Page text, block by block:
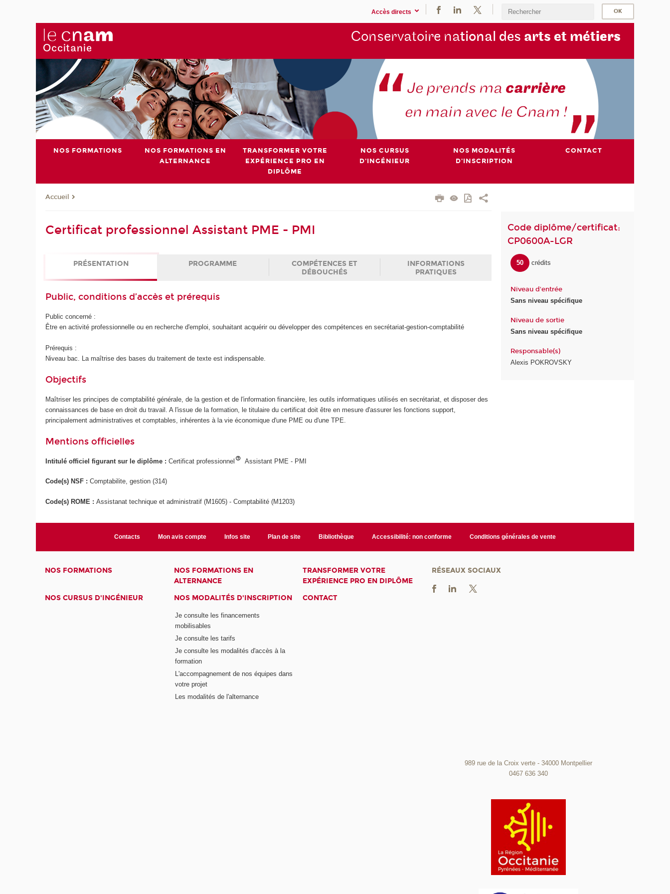
Accès directs
Conservatoire national des arts et métiers
NOS FORMATIONS
NOS FORMATIONS EN
ALTERNANCE
TRANSFORMER VOTRE
EXPÉRIENCE PRO EN
DIPLÔME
NOS CURSUS
D'INGÉNIEUR
NOS MODALITÉS
D'INSCRIPTION
CONTACT
Accueil
Certificat professionnel Assistant PME - PMI
PRÉSENTATION PROGRAMME
COMPÉTENCES ET
DÉBOUCHÉS
INFORMATIONS
PRATIQUES
Public, conditions d’accès et prérequis
Public concerné :
Être en activité professionnelle ou en recherche d'emploi, souhaitant acquérir ou développer des compétences en secrétariat-gestion-comptabilité
Prérequis :
Niveau bac. La maîtrise des bases du traitement de texte est indispensable.
Objectifs
Maîtriser les principes de comptabilité générale, de la gestion et de l'information financière, les outils informatiques utilisés en secrétariat, et disposer des
connaissances de base en droit du travail. A l'issue de la formation, le titulaire du certificat doit être en mesure d'assurer les fonctions support,
principalement administratives et comptables, inhérentes à la vie économique d'une PME ou d'une TPE.
Mentions officielles
Intitulé officiel figurant sur le diplôme :Certificat professionnel Assistant PME - PMI
Code(s) NSF :Comptabilite, gestion (314)
Code(s) ROME :Assistanat technique et administratif (M1605) - Comptabilité (M1203)
Code diplôme/certificat:
CP0600A-LGR
50 crédits
Niveau d'entrée
Sans niveau spécifique
Niveau de sortie
Sans niveau spécifique
Responsable(s)
Alexis POKROVSKY
Contacts Mon avis compte Infos site Plan de site Bibliothèque Accessibilité: non conforme Conditions générales de vente
NOS FORMATIONS
NOS FORMATIONS EN
ALTERNANCE
TRANSFORMER VOTRE
EXPÉRIENCE PRO EN DIPLÔME
NOS CURSUS D'INGÉNIEUR
NOS MODALITÉS D'INSCRIPTION
Je consulte les financements
mobilisables
Je consulte les tarifs
Je consulte les modalités d'accès à la
formation
L'accompagnement de nos équipes dans
votre projet
Les modalités de l'alternance
CONTACT
RÉSEAUX SOCIAUX
989 rue de la Croix verte - 34000 Montpellier
0467 636 340